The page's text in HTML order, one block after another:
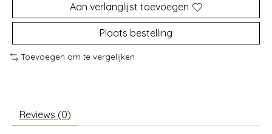
Aan verlanglijst toevoegen
Plaats bestelling
Toevoegen om te vergelijken
Reviews (0)